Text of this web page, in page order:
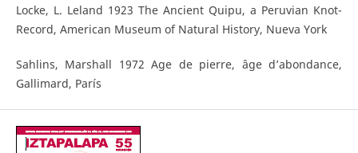
Locke, L. Leland 1923 The Ancient Quipu, a Peruvian Knot-
Record, American Museum of Natural History, Nueva York
Sahlins, Marshall 1972 Age de pierre, âge d’abondance,
Gallimard, París